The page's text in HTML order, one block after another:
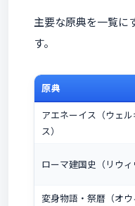
主要な原典を一覧に
す。
原典
アエネーイス（ウェ
ス）
ローマ建国史（リウィ
変身物語・祭暦（オウ